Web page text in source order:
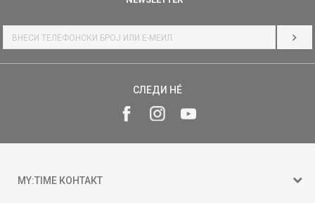
СЛЕДИ НÉ
MY:TIME КОНТАКТ